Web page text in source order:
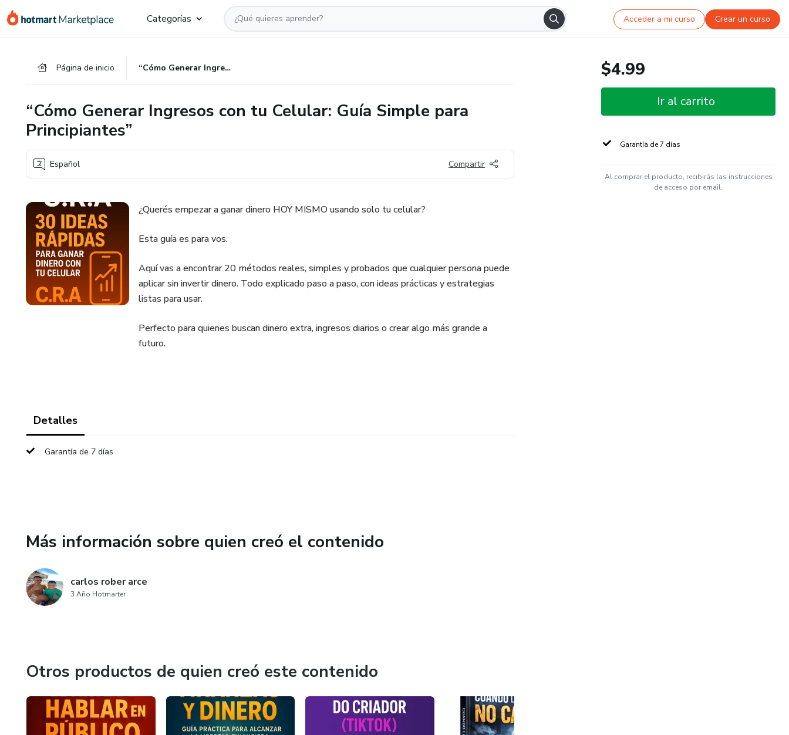
Categorías Acceder a mi curso Crear un curso
Página de inicio “Cómo Generar Ingresos con tu Celular: Guía Simple para Principiantes”
“Cómo Generar Ingresos con tu Celular: Guía Simple para
Principiantes”
Español Compartir
¿Querés empezar a ganar dinero HOY MISMO usando solo tu celular?
Esta guía es para vos.
Aquí vas a encontrar 20 métodos reales, simples y probados que cualquier persona puede
aplicar sin invertir dinero. Todo explicado paso a paso, con ideas prácticas y estrategias
listas para usar.
Perfecto para quienes buscan dinero extra, ingresos diarios o crear algo más grande a
futuro.
Detalles
Garantía de 7 días
Más información sobre quien creó el contenido
carlos rober arce
3 Año Hotmarter
Otros productos de quien creó este contenido
$4.99
Ir al carrito
Garantía de 7 días
Al comprar el producto, recibirás las instrucciones
de acceso por email.